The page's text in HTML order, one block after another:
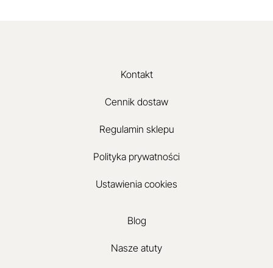
Kontakt
Cennik dostaw
Regulamin sklepu
Polityka prywatności
Ustawienia cookies
Blog
Nasze atuty